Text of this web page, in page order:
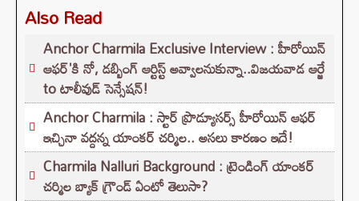
Also Read
Anchor Charmila Exclusive Interview : హీరోయిన్
ఆఫర్'కి నో, డబ్బింగ్ ఆర్టిస్ట్ అవ్వాలనుకున్నా..విజయవాడ ఆర్జే
to టాలీవుడ్ సెన్సేషన్!
Anchor Charmila : స్టార్ ప్రొడ్యూసర్స్ హీరోయిన్ ఆఫర్
ఇచ్చినా వద్దన్న యాంకర్ చర్మిల.. అసలు కారణం ఇదే!
Charmila Nalluri Background : ట్రెండింగ్ యాంకర్
చర్మిల బ్యాక్ గ్రౌండ్ ఏంటో తెలుసా?